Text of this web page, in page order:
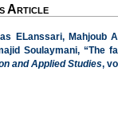
Article
ELanssari, Mahjoub
Soulaymani,
and Applied Studies,